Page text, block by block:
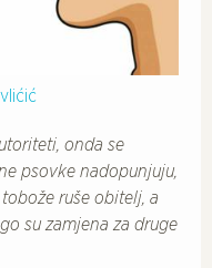
onda se
psovke nadopunjuju,
ruše obitelj, a
su zamjena za druge